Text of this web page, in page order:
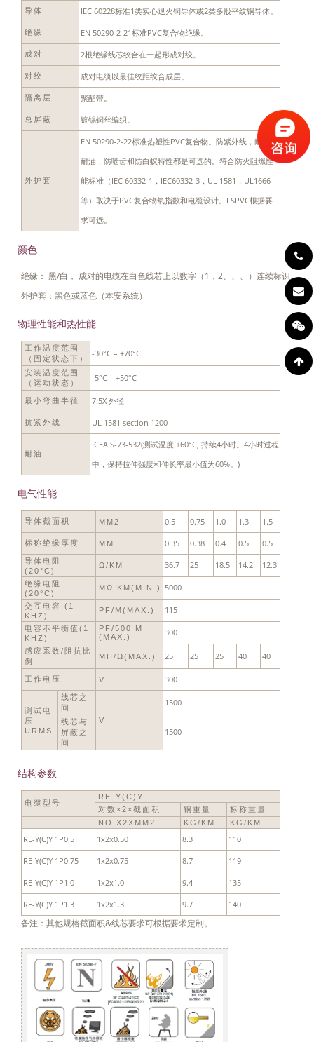
导体 IEC 60228标准1类实心退火铜导体或2类多股平纹铜导体。
绝缘 EN 50290-2-21标准PVC复合物绝缘。
成对 2根绝缘线芯绞合在一起形成对绞。
对绞 成对电缆以最佳绞距绞合成层。
隔离层 聚酯带。
总屏蔽 镀锡铜丝编织。
外护套
EN 50290-2-22标准热塑性PVC复合物。防紫外线，耐烃，
耐油，防啮齿和防白蚁特性都是可选的。符合防火阻燃性
能标准（IEC 60332-1，IEC60332-3，UL 1581，UL1666
等）取决于PVC复合物氧指数和电缆设计。LSPVC根据要
求可选。
颜色
绝缘： 黑/白， 成对的电缆在白色线芯上以数字（1，2、、、）连续标识。
外护套：黑色或蓝色（本安系统）
物理性能和热性能
工作温度范围
（固定状态下）
-30°C – +70°C
安装温度范围
（运动状态）
-5°C – +50°C
最小弯曲半径 7.5X 外径
抗紫外线 UL 1581 section 1200
耐油
ICEA S-73-532(测试温度 +60°C, 持续4小时。4小时过程
中，保持拉伸强度和伸长率最小值为60%。)
电气性能
导体截面积 MM2 0.5 0.75 1.0 1.3 1.5
标称绝缘厚度 MM 0.35 0.38 0.4 0.5 0.5
导体电阻
(20°C)
Ω/KM 36.7 25 18.5 14.2 12.3
绝缘电阻
(20°C)
MΩ.KM(MIN.) 5000
交互电容 (1
KHZ)
PF/M(MAX.) 115
电容不平衡值(1
KHZ)
PF/500 M
(MAX.)
300
感应系数/阻抗比
例
ΜH/Ω(MAX.) 25 25 25 40 40
工作电压 V 300
测试电
压
URMS
线芯之
间
V
1500
线芯与
屏蔽之
间
1500
结构参数
电缆型号
RE-Y(C)Y
对数×2×截面积
铜重量
标称重量
NO.X2XMM2
KG/KM KG/KM
RE-Y(C)Y 1P0.5 1x2x0.50 8.3 110
RE-Y(C)Y 1P0.75 1x2x0.75 8.7 119
RE-Y(C)Y 1P1.0 1x2x1.0 9.4 135
RE-Y(C)Y 1P1.3 1x2x1.3 9.7 140
备注：其他规格截面积&线芯要求可根据要求定制。